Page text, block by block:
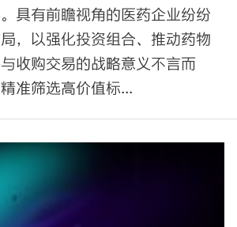
具有前瞻视角的医药企业纷纷
，以强化投资组合、推动药物
收购交易的战略意义不言而
准筛选高价值标...